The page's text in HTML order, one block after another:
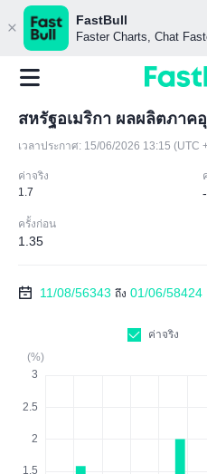
FastBull
Faster Charts, Chat
สหรัฐอเมริกา ผลผลิตภาค
เวลาประกาศ: 15/06/2026 13:15 (UTC
ค่าจริง
1.7
ครั้งก่อน
1.35
11/08/56343 ถึง 01/06/58424
ค่าจริง
(%)